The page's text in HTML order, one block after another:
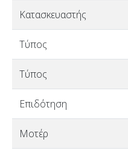
Κατασκευαστής
Τύπος
Τύπος
Επιδότηση
Μοτέρ